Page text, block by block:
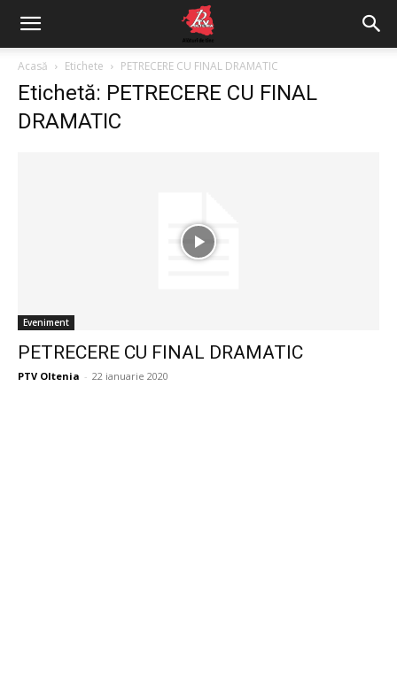
Acasă Etichete PETRECERE CU FINAL DRAMATIC
Etichetă: PETRECERE CU FINAL
DRAMATIC
Eveniment
PETRECERE CU FINAL DRAMATIC
PTV Oltenia - 22 ianuarie 2020